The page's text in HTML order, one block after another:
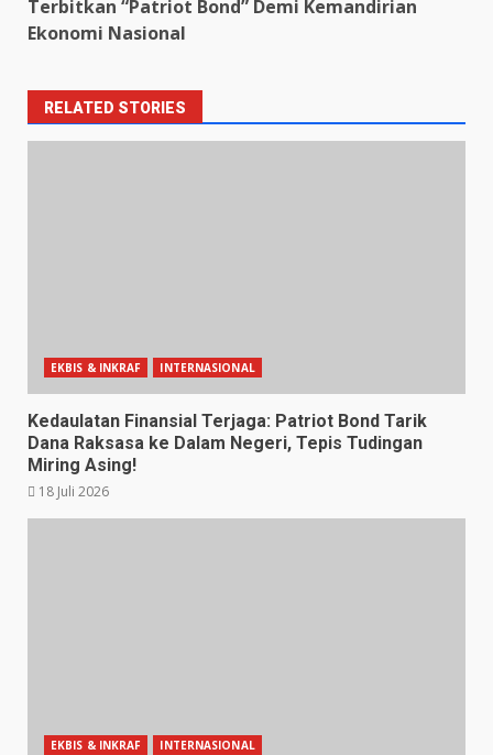
Terbitkan “Patriot Bond” Demi Kemandirian
Ekonomi Nasional
RELATED STORIES
EKBIS & INKRAF INTERNASIONAL
Kedaulatan Finansial Terjaga: Patriot Bond Tarik
Dana Raksasa ke Dalam Negeri, Tepis Tudingan
Miring Asing!
18 Juli 2026
EKBIS & INKRAF INTERNASIONAL